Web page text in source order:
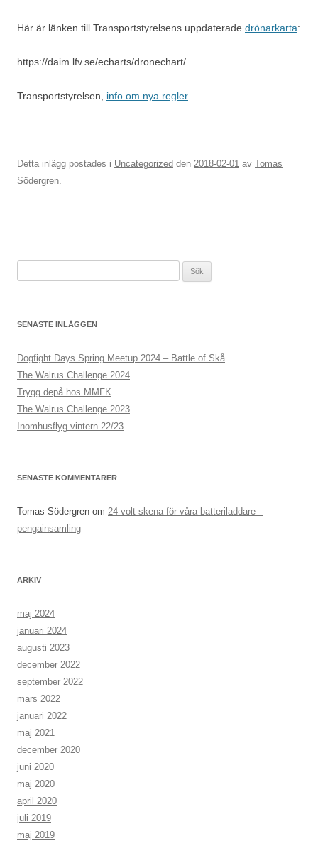
Här är länken till Transportstyrelsens uppdaterade drönarkarta:
https://daim.lfv.se/echarts/dronechart/
Transportstyrelsen, info om nya regler
Detta inlägg postades i Uncategorized den 2018-02-01 av Tomas
Södergren.
e
t
e
r
:
SENASTE INLÄGGEN
Dogfight Days Spring Meetup 2024 – Battle of Skå
The Walrus Challenge 2024
Trygg depå hos MMFK
The Walrus Challenge 2023
Inomhusflyg vintern 22/23
SENASTE KOMMENTARER
Tomas Södergren om 24 volt-skena för våra batteriladdare –
pengainsamling
ARKIV
maj 2024
januari 2024
augusti 2023
december 2022
september 2022
mars 2022
januari 2022
maj 2021
december 2020
juni 2020
maj 2020
april 2020
juli 2019
maj 2019